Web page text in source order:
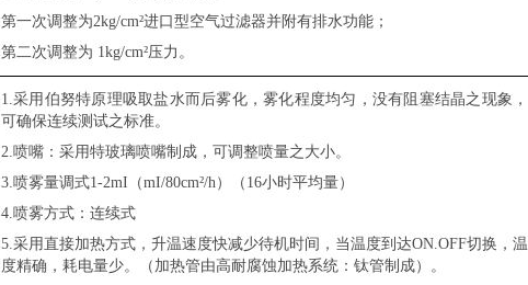
第一次调整为2kg/cm²进口型空气过滤器并附有排水功能；
第二次调整为 1kg/cm²压力。
1.采用伯努特原理吸取盐水而后雾化，雾化程度均匀，没有阻塞结晶之现象，
可确保连续测试之标准。
2.喷嘴：采用特玻璃喷嘴制成，可调整喷量之大小。
3.喷雾量调式1-2mI（mI/80cm²/h）（16小时平均量）
4.喷雾方式：连续式
5.采用直接加热方式，升温速度快减少待机时间，当温度到达ON.OFF切换，温
度精确，耗电量少。（加热管由高耐腐蚀加热系统：钛管制成）。